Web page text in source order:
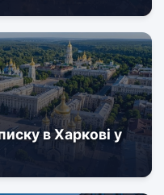
в Харкові у